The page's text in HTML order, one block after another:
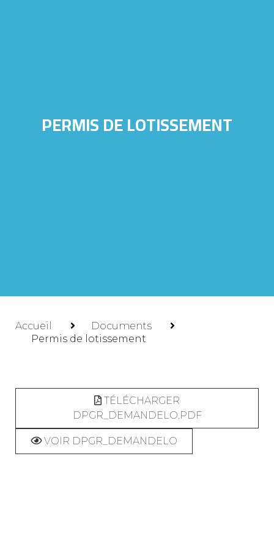
PERMIS DE LOTISSEMENT
Accueil
Documents
Permis de lotissement
TÉLÉCHARGER
DPGR_DEMANDELO.PDF
VOIR DPGR_DEMANDELO